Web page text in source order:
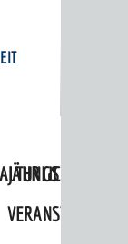
JÄHRLICHE